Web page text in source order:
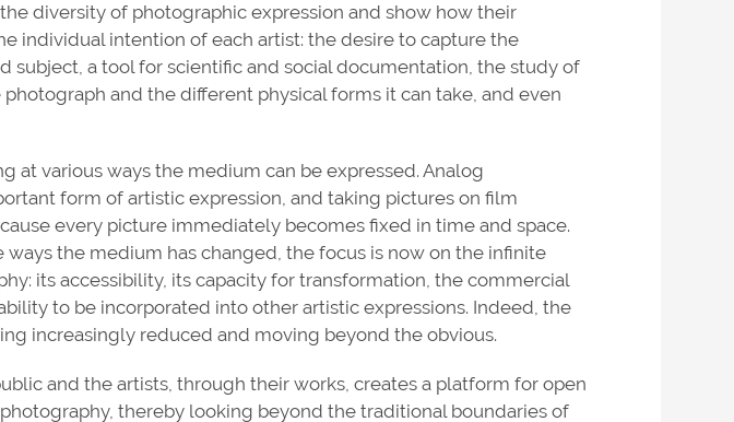
diversity of photographic expression and show how their
individual intention of each artist: the desire to capture the
subject, a tool for scientific and social documentation, the study of
and the different physical forms it can take, and even
at various ways the medium can be expressed. Analog
form of artistic expression, and taking pictures on film
every picture immediately becomes fixed in time and space.
the medium has changed, the focus is now on the infinite
its accessibility, its capacity for transformation, the commercial
to be incorporated into other artistic expressions. Indeed, the
increasingly reduced and moving beyond the obvious.
and the artists, through their works, creates a platform for open
thereby looking beyond the traditional boundaries of